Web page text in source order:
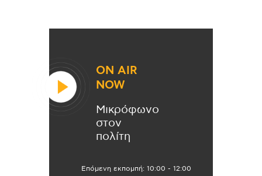
ON AIR
NOW
Μικρόφωνο
στον
πολίτη
Επόμενη εκπομπή: 10:00 - 12:00